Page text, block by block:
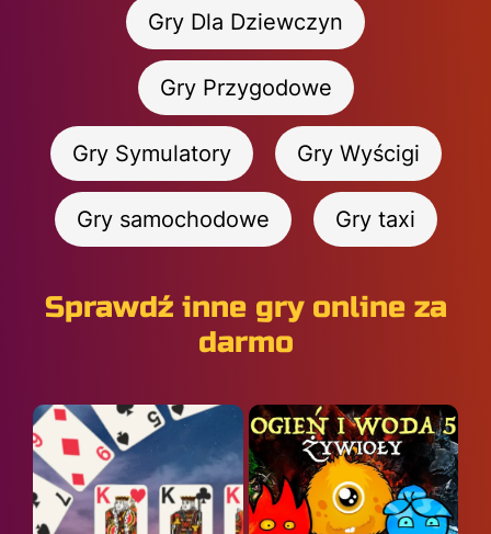
Gry Dla Dziewczyn
Gry Przygodowe
Gry Symulatory Gry Wyścigi
Gry samochodowe Gry taxi
Sprawdź inne gry online za
darmo